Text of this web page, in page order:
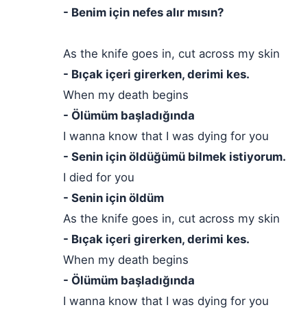
- Benim için nefes alır mısın?
As the knife goes in, cut across my skin
- Bıçak içeri girerken, derimi kes.
When my death begins
- Ölümüm başladığında
I wanna know that I was dying for you
- Senin için öldüğümü bilmek istiyorum.
I died for you
- Senin için öldüm
As the knife goes in, cut across my skin
- Bıçak içeri girerken, derimi kes.
When my death begins
- Ölümüm başladığında
I wanna know that I was dying for you